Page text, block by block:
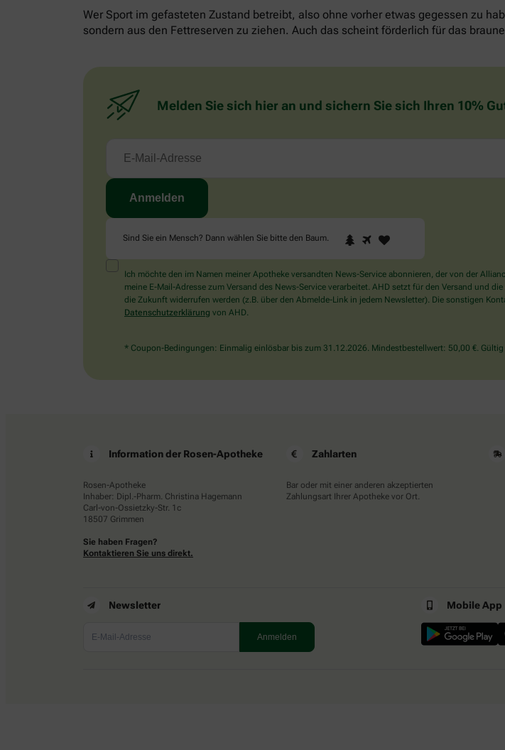
Wer Sport im gefasteten Zustand betreibt, also ohne vorher etwas gegessen zu
sondern aus den Fettreserven zu ziehen. Auch das scheint förderlich für das
Melden Sie sich hier an und sichern Sie sich Ihren 10%
Sind Sie ein Mensch? Dann wählen Sie bitte den Baum.
Sind
Sie
Mensch?
Dann
wählen
Baum.
1 2
Ich möchte den im Namen meiner Apotheke versandten News-Service abonnieren, der von der
meine E-Mail-Adresse zum Versand des News-Service verarbeitet. AHD setzt für den Versand und
die Zukunft widerrufen werden (z.B. über den Abmelde-Link in jedem Newsletter). Die sonstigen
Datenschutzerklärung von AHD.
* Coupon-Bedingungen: Einmalig einlösbar bis zum 31.12.2026. Mindestbestellwert: 50,00 €.
Information der Rosen-Apotheke
Rosen-Apotheke
Inhaber: Dipl.-Pharm. Christina Hagemann
Carl-von-Ossietzky-Str. 1c
18507 Grimmen
Sie haben Fragen?
Kontaktieren Sie uns direkt.
Zahlarten
Bar oder mit einer anderen akzeptierten
Zahlungsart Ihrer Apotheke vor Ort.
Newsletter Mobile App